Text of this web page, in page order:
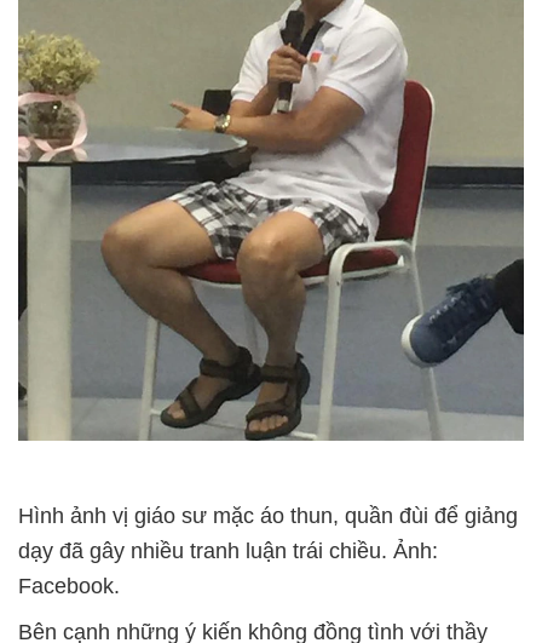
Hình ảnh vị giáo sư mặc áo thun, quần đùi để giảng
dạy đã gây nhiều tranh luận trái chiều. Ảnh:
Facebook.
Bên cạnh những ý kiến không đồng tình với thầy